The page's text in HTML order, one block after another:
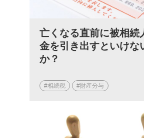
亡くなる直前に被相続
金を引き出すといけな
か？
#相続税 #財産分与